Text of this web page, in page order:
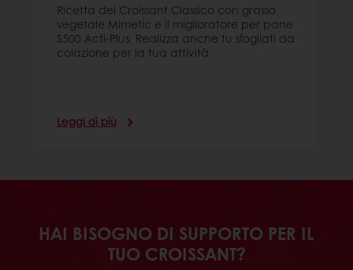
Ricetta del Croissant Classico con grasso
vegetale Mimetic e il miglioratore per pane
S500 Acti-Plus. Realizza anche tu sfogliati da
colazione per la tua attività.
Leggi di più
HAI BISOGNO DI SUPPORTO PER IL
TUO CROISSANT?